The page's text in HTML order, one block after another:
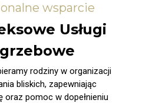
wsparcie
Usługi
rodziny w organizacji
bliskich, zapewniając
oraz pomoc w dopełnieniu